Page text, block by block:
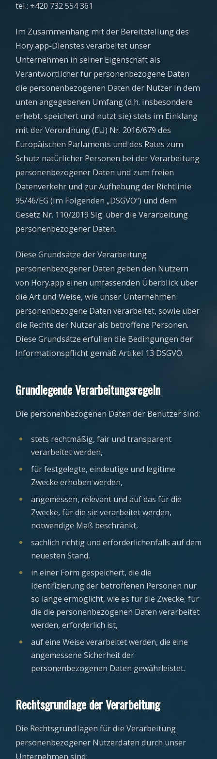
tel.: +420 732 554 361
Im Zusammenhang mit der Bereitstellung des
Hory.app-Dienstes verarbeitet unser
Unternehmen in seiner Eigenschaft als
Verantwortlicher für personenbezogene Daten
die personenbezogenen Daten der Nutzer in dem
unten angegebenen Umfang (d.h. insbesondere
erhebt, speichert und nutzt sie) stets im Einklang
mit der Verordnung (EU) Nr. 2016/679 des
Europäischen Parlaments und des Rates zum
Schutz natürlicher Personen bei der Verarbeitung
personenbezogener Daten und zum freien
Datenverkehr und zur Aufhebung der Richtlinie
95/46/EG (im Folgenden „DSGVO“) und dem
Gesetz Nr. 110/2019 Slg. über die Verarbeitung
personenbezogener Daten.
Diese Grundsätze der Verarbeitung
personenbezogener Daten geben den Nutzern
von Hory.app einen umfassenden Überblick über
die Art und Weise, wie unser Unternehmen
personenbezogene Daten verarbeitet, sowie über
die Rechte der Nutzer als betroffene Personen.
Diese Grundsätze erfüllen die Bedingungen der
Informationspflicht gemäß Artikel 13 DSGVO.
Grundlegende Verarbeitungsregeln
Die personenbezogenen Daten der Benutzer sind:
stets rechtmäßig, fair und transparent
verarbeitet werden,
für festgelegte, eindeutige und legitime
Zwecke erhoben werden,
angemessen, relevant und auf das für die
Zwecke, für die sie verarbeitet werden,
notwendige Maß beschränkt,
sachlich richtig und erforderlichenfalls auf dem
neuesten Stand,
in einer Form gespeichert, die die
Identifizierung der betroffenen Personen nur
so lange ermöglicht, wie es für die Zwecke, für
die die personenbezogenen Daten verarbeitet
werden, erforderlich ist,
auf eine Weise verarbeitet werden, die eine
angemessene Sicherheit der
personenbezogenen Daten gewährleistet.
Rechtsgrundlage der Verarbeitung
Die Rechtsgrundlagen für die Verarbeitung
personenbezogener Nutzerdaten durch unser
Unternehmen sind: